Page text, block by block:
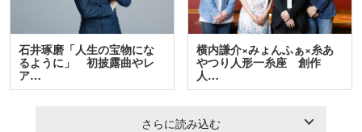
石井琢磨「人生の宝物にな
るように」 初披露曲やレ
ア…
横内謙介×みょんふぁ×糸あ
やつり人形一糸座 創作
人…
さらに読み込む